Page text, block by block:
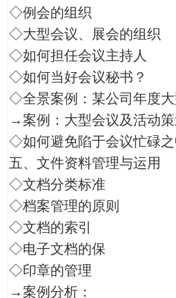
◇例会的组织
◇大型会议、展会的组织
◇如何担任会议主持人
◇如何当好会议秘书？
◇全景案例：某公司年度
→案例：大型会议及活动
◇如何避免陷于会议忙碌之
五、文件资料管理与运用
◇文档分类标准
◇档案管理的原则
◇文档的索引
◇电子文档的保
◇印章的管理
→案例分析：